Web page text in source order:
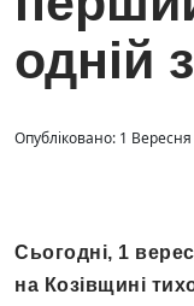
одній
Опубліковано: 1
Сьогодні, 1
на Козівщині